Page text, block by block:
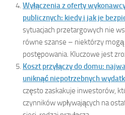
Wyłączenia z oferty
publicznych: kiedy i jak je
sytuacjach przetargowych nie
równe szanse – niektórzy
postępowania. Kluczowe jest
Koszt przyłączy do domu:
uniknąć niepotrzebnych
często zaskakuje inwestorów,
czynników wpływających na